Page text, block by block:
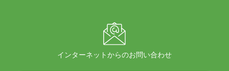
インターネットからのお問い合わせ